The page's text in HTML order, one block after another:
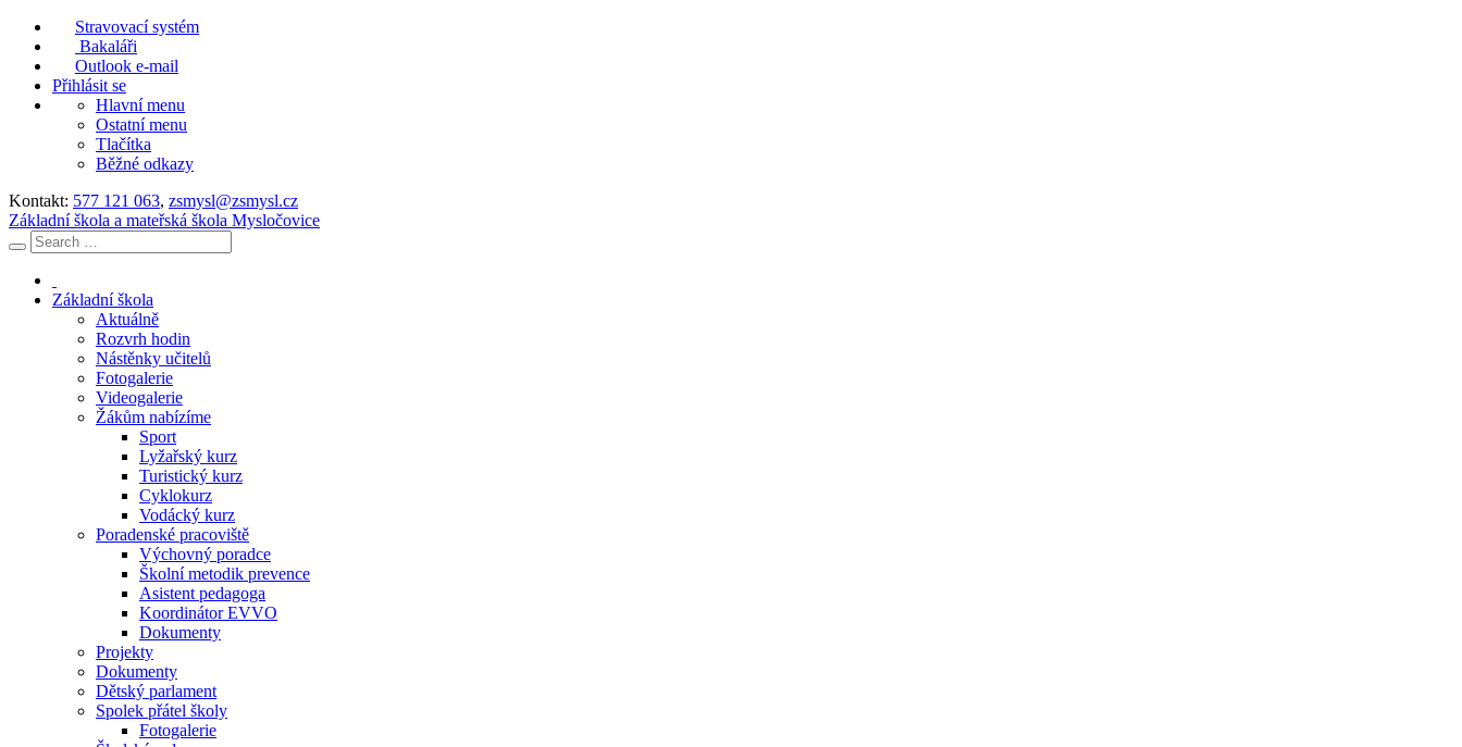
Stravovací systém
Bakaláři
Outlook e-mail
Přihlásit se
Hlavní menu
Ostatní menu
Tlačítka
Běžné odkazy
Kontakt: 577 121 063, zsmysl@zsmysl.cz
Základní škola a mateřská škola Mysločovice
Základní škola
Aktuálně
Rozvrh hodin
Nástěnky učitelů
Fotogalerie
Videogalerie
Žákům nabízíme
Sport
Lyžařský kurz
Turistický kurz
Cyklokurz
Vodácký kurz
Poradenské pracoviště
Výchovný poradce
Školní metodik prevence
Asistent pedagoga
Koordinátor EVVO
Dokumenty
Projekty
Dokumenty
Dětský parlament
Spolek přátel školy
Fotogalerie